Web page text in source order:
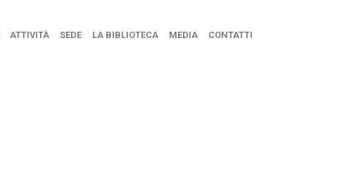
ATTIVITÀ SEDE LA BIBLIOTECA MEDIA CONTATTI